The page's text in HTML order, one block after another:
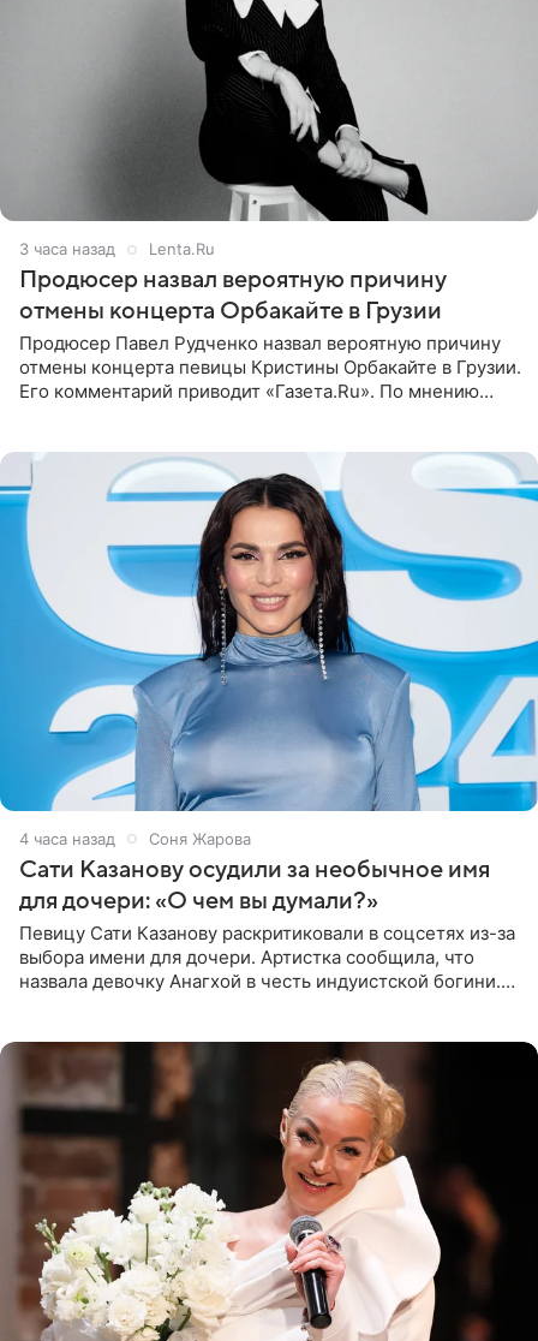
3 часа назад Lenta.Ru
Продюсер назвал вероятную причину
отмены концерта Орбакайте в Грузии
Продюсер Павел Рудченко назвал вероятную причину
отмены концерта певицы Кристины Орбакайте в Грузии.
Его комментарий приводит «Газета.Ru». По мнению
4 часа назад Соня Жарова
Сати Казанову осудили за необычное имя
для дочери: «О чем вы думали?»
Певицу Сати Казанову раскритиковали в соцсетях из-за
выбора имени для дочери. Артистка сообщила, что
назвала девочку Анагхой в честь индуистской богини.